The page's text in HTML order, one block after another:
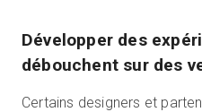
Développer des
débouchent sur des
Certains designers et